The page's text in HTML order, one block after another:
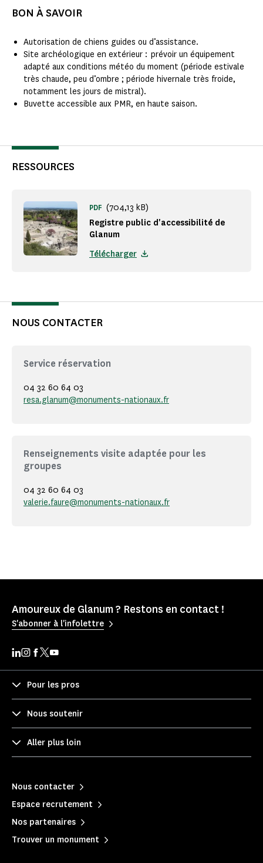
BON À SAVOIR
Autorisation de chiens guides ou d’assistance.
Site archéologique en extérieur : prévoir un équipement
adapté aux conditions météo du moment (période estivale
très chaude, peu d’ombre ; période hivernale très froide,
notamment les jours de mistral).
Buvette accessible aux PMR, en haute saison.
RESSOURCES
Registre public d'accessibilité de
Glanum
PDF (704,13 kB)
Télécharger
NOUS CONTACTER
Service réservation
04 32 60 64 03
resa.glanum@monuments-nationaux.fr
Renseignements visite adaptée pour les
groupes
04 32 60 64 03
valerie.faure@monuments-nationaux.fr
Amoureux de Glanum ? Restons en contact !
S'abonner à l'infolettre
Pour les pros
Nous soutenir
Aller plus loin
Nous contacter
Espace recrutement
Nos partenaires
Trouver un monument